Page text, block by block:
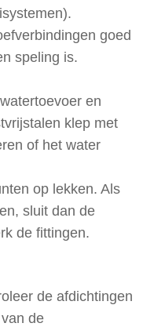
goed
speling is.
en
klep met
of het water
op lekken. Als
sluit dan de
de fittingen.
de afdichtingen
de